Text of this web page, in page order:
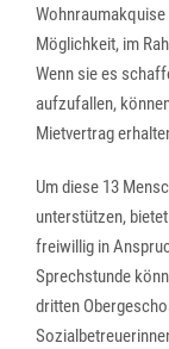
Möglichkeit, im
Wenn sie es
aufzufallen,
Mietvertrag
Um diese 13
unterstützen,
freiwillig in
Sprechstunde
dritten